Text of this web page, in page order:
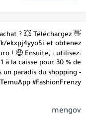
? 💥 Téléchargez
ekxpj4yyo5i et obtenez
! 🤑 Ensuite, : utilisez:
à la caisse pour 30 % de
paradis du shopping -
#FashionFrenzy
mengov